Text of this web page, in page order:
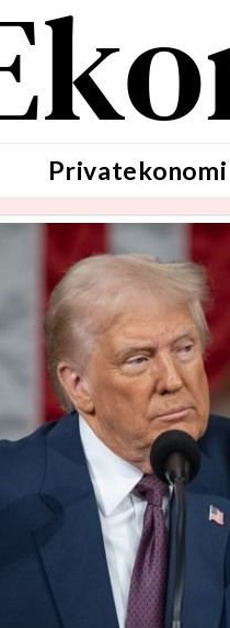
Privatekonomi